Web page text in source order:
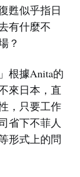
甦似乎指日
有什麼不
？
根據Anita的
來日本，直
，只要工作
省下不菲人
形式上的問